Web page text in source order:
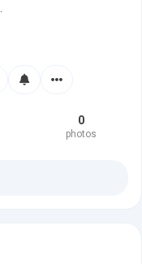
0
photos